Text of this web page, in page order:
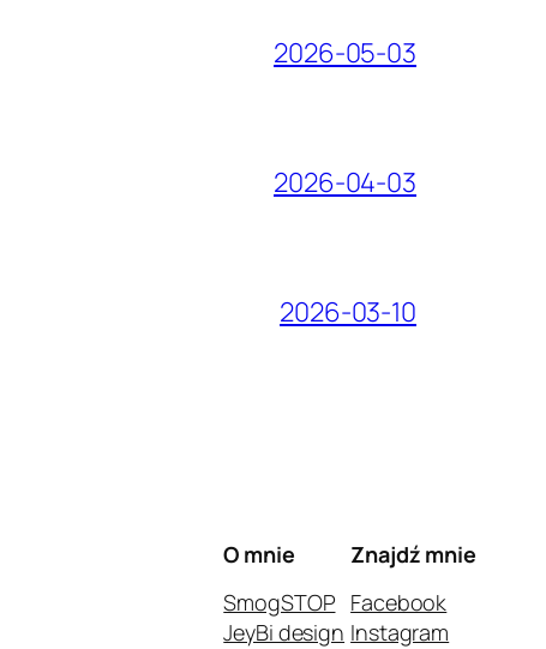
2026-05-03
2026-04-03
2026-03-10
O mnie
SmogSTOP
JeyBi design
Znajdź mnie
Facebook
Instagram